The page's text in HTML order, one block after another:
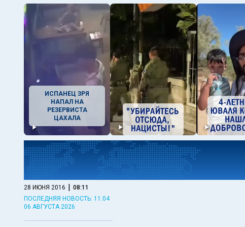
ИСПАНЕЦ ЗРЯ
НАПАЛ НА
РЕЗЕРВИСТА
ЦАХАЛА
28 ИЮНЯ 2016 | 08:11
ПОСЛЕДНЯЯ НОВОСТЬ: 11:04
06 АВГУСТА 2026